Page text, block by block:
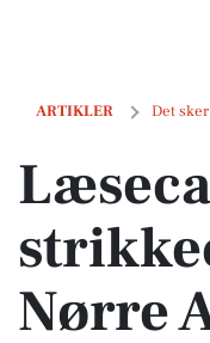
ARTIKLER Det sker
Læsecafé og
Nørre